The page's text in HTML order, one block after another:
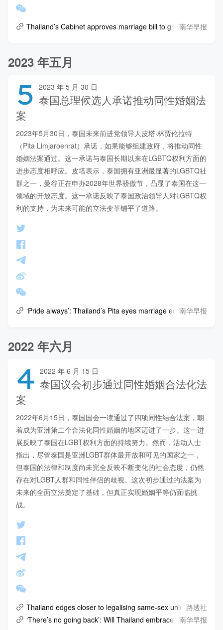
Thailand’s Cabinet approves marriage bill to grant same-sex
南华早报
2023 年五月
5 2023 年 5 月 30 日
泰国总理候选人承诺推动同性婚姻法
案
2023年5月30日，泰国未来前进党领导人皮塔·林贾伦拉特
（Pita Limjaroenrat）承诺，如果能够组建政府，将推动同性
婚姻法案通过。这一承诺与泰国长期以来在LGBTQ权利方面的
进步态度相呼应。皮塔表示，泰国拥有亚洲最显著的LGBTQ社
群之一，曼谷正在申办2028年世界骄傲节，凸显了泰国在这一
领域的开放态度。这一承诺反映了泰国政治领导人对LGBTQ权
利的支持，为未来可能的立法变革铺平了道路。
‘Pride always’: Thailand’s Pita eyes marriage equality bill as
南华早报
2022 年六月
4 2022 年 6 月 15 日
泰国议会初步通过同性婚姻合法化法
案
2022年6月15日，泰国国会一读通过了四项同性结合法案，朝
着成为亚洲第二个合法化同性婚姻的地区迈进了一步。这一进
展反映了泰国在LGBT权利方面的持续努力。然而，活动人士
指出，尽管泰国是亚洲LGBT群体最开放和可见的国家之一，
但泰国的法律和制度尚未完全反映不断变化的社会态度，仍然
存在对LGBT人群和同性伴侣的歧视。这次初步通过的法案为
未来的全面立法奠定了基础，但真正实现婚姻平等仍面临挑
战。
Thailand edges closer to legalising same-sex unions路透社
‘There’s no going back’: Will Thailand embrace full marriage
南华早报